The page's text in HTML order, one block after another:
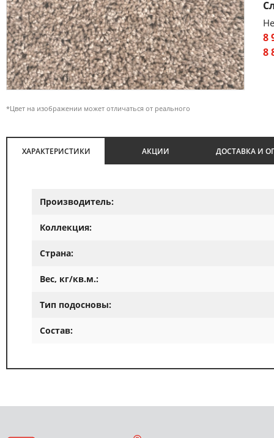
*Цвет на изображении может отличаться от реального
8
8
ХАРАКТЕРИСТИКИ АКЦИИ ДОСТАВКА И
Производитель:
Коллекция:
Страна:
Вес, кг/кв.м.:
Тип подосновы:
Состав: